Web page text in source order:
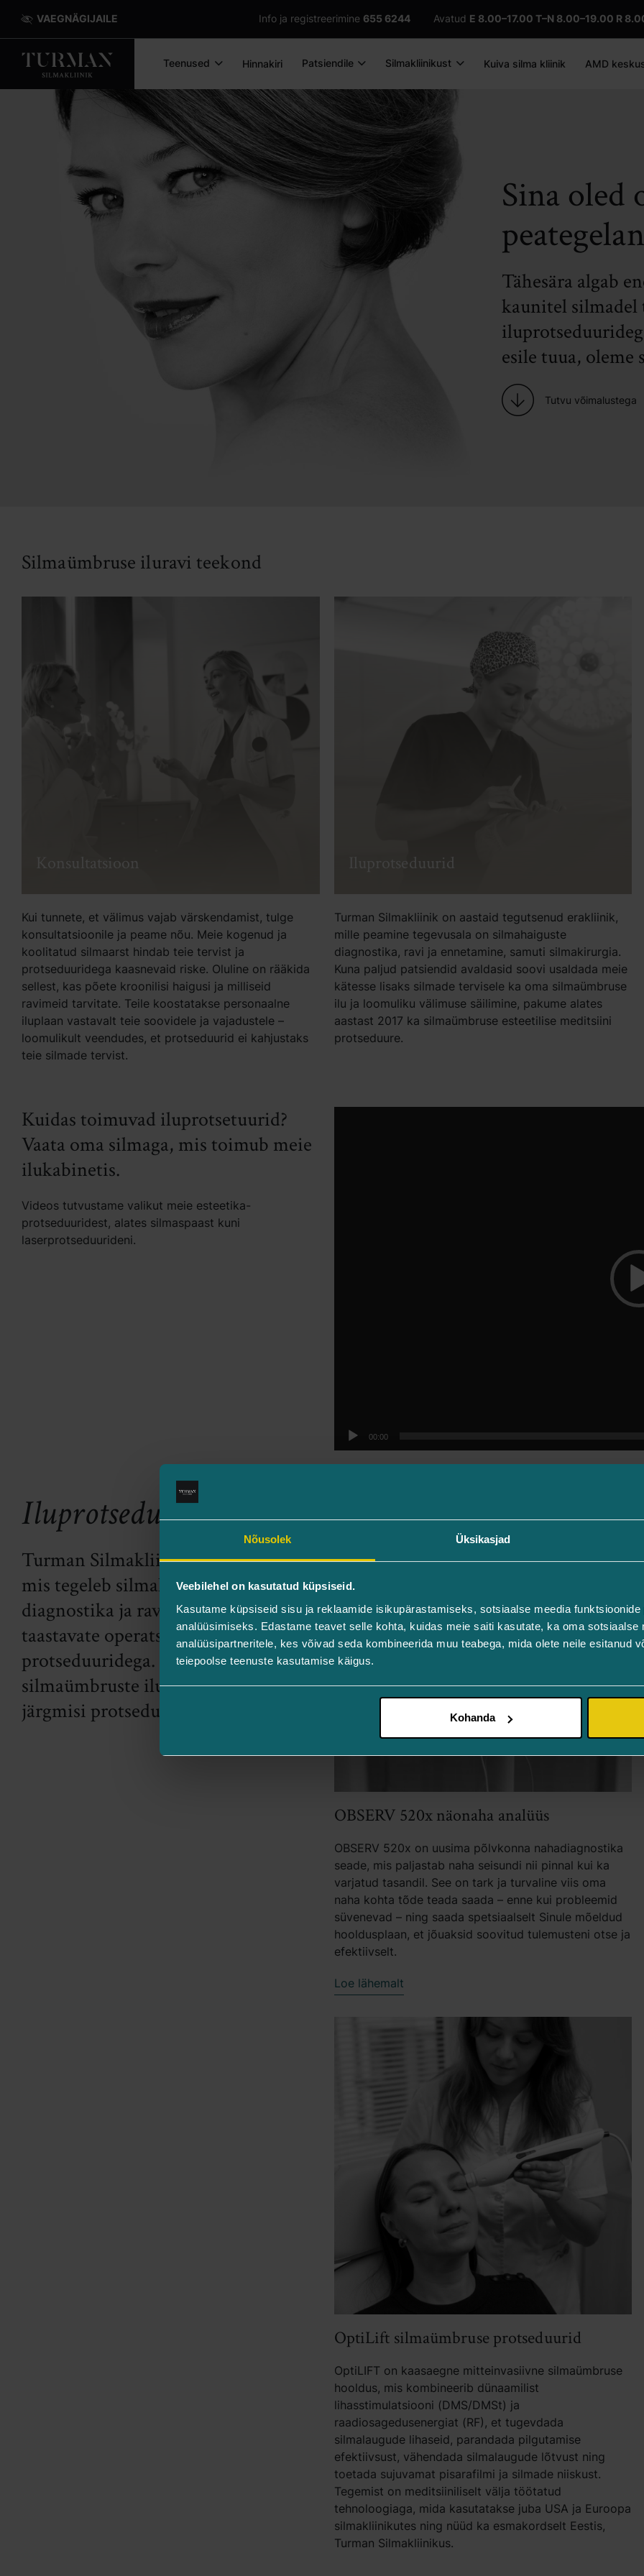
Nõusolek Üksikasjad
Veebilehel on kasutatud küpsiseid.
Kasutame küpsiseid sisu ja reklaamide isikupärastamiseks, sotsiaalse meedia
analüüsimiseks. Edastame teavet selle kohta, kuidas meie saiti kasutate, ka oma sotsiaalse
analüüsipartneritele, kes võivad seda kombineerida muu teabega, mida olete neile esitanud
teiepoolse teenuste kasutamise käigus.
Kohanda
VAEGNÄGIJAILE Info ja registreerimine 655 6244 Avatud E 8.00–17.00 T–N 8.00–19.00 R
Teenused Hinnakiri Patsiendile Silmakliinikust Kuiva silma kliinik AMD
Sina oled
Tähesära algab
kaunitel silmadel
esile tuua, oleme
Tutvu võimalustega
Silmaümbruse iluravi teekond
Konsultatsioon
Kui tunnete, et välimus vajab värskendamist, tulge
konsultatsioonile ja peame nõu. Meie kogenud ja
koolitatud silmaarst hindab teie tervist ja
protseduuridega kaasnevaid riske. Oluline on rääkida
sellest, kas põete kroonilisi haigusi ja milliseid
ravimeid tarvitate. Teile koostatakse personaalne
iluplaan vastavalt teie soovidele ja vajadustele –
loomulikult veendudes, et protseduurid ei kahjustaks
teie silmade tervist.
Iluprotseduurid
Turman Silmakliinik on aastaid tegutsenud erakliinik,
mille peamine tegevusala on silmahaiguste
diagnostika, ravi ja ennetamine, samuti silmakirurgia.
Kuna paljud patsiendid avaldasid soovi usaldada meie
kätesse lisaks silmade tervisele ka oma silmaümbruse
ilu ja loomuliku välimuse säilimine, pakume alates
aastast 2017 ka silmaümbruse esteetilise meditsiini
protseduure.
Kuidas toimuvad iluprotsetuurid?
Vaata oma silmaga, mis toimub meie
ilukabinetis.
Videos tutvustame valikut meie esteetika-
protseduuridest, alates silmaspaast kuni
laserprotseduurideni.
00:00
Iluprotseduurid
Turman Silmakliinik on erakliinik,
mis tegeleb silmahaiguste
diagnostika ja raviga ning erinevate
taastavate operatsioonide ning
protseduuridega. Pakume
silmaümbruste iluteenustest
järgmisi protseduure:
OBSERV 520x näonaha analüüs
OBSERV 520x on uusima põlvkonna nahadiagnostika
seade, mis paljastab naha seisundi nii pinnal kui ka
varjatud tasandil. See on tark ja turvaline viis oma
naha kohta tõde teada saada – enne kui probleemid
süvenevad – ning saada spetsiaalselt Sinule mõeldud
hooldusplaan, et jõuaksid soovitud tulemusteni otse ja
efektiivselt.
Loe lähemalt
OptiLift silmaümbruse protseduurid
OptiLIFT on kaasaegne mitteinvasiivne silmaümbruse
hooldus, mis kombineerib dünaamilist
lihasstimulatsiooni (DMS/DMSt) ja
raadiosagedusenergiat (RF), et tugevdada
silmalaugude lihaseid, parandada pilgutamise
efektiivsust, vähendada silmalaugude lõtvust ning
toetada sujuvamat pisarafilmi ja silmade niiskust.
Tegemist on meditsiiniliselt välja töötatud
tehnoloogiaga, mida kasutatakse juba USA ja Euroopa
silmakliinikutes ning nüüd ka esmakordselt Eestis,
Turman Silmakliinikus.